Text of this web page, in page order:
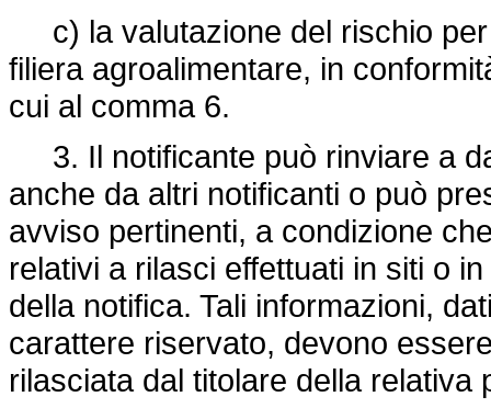
c) la valutazione del rischio per
filiera agroalimentare, in
cui al comma 6.
3. Il notificante può rinviare a
anche da altri notificanti o può
avviso pertinenti, a condizione
relativi a rilasci effettuati in siti o
della notifica. Tali informazioni,
carattere riservato, devono
rilasciata dal titolare della relativa